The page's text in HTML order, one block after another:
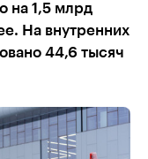
на 1,5 млрд
На внутренних
44,6 тысяч